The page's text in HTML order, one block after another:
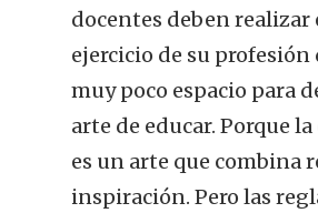
docentes deben realizar
ejercicio de su profesión
muy poco espacio para
arte de educar. Porque
es un arte que combina
inspiración. Pero las